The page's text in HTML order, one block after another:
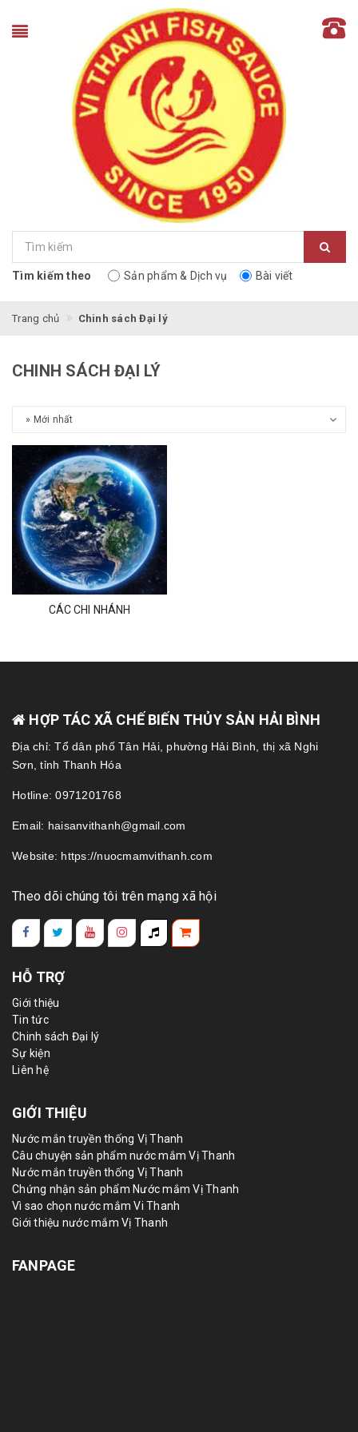
Tìm kiếm theo Sản phẩm & Dịch vụ Bài viết
Trang chủ Chinh sách Đại lý
CHINH SÁCH ĐẠI LÝ
CÁC CHI NHÁNH
HỢP TÁC XÃ CHẾ BIẾN THỦY SẢN HẢI BÌNH
Địa chỉ: Tổ dân phố Tân Hải, phường Hải Bình, thị xã Nghi
Sơn, tỉnh Thanh Hóa
Hotline: 0971201768
Email: haisanvithanh@gmail.com
Website: https://nuocmamvithanh.com
Theo dõi chúng tôi trên mạng xã hội
HỖ TRỢ
Giới thiệu
Tin tức
Chinh sách Đại lý
Sự kiện
Liên hệ
GIỚI THIỆU
Nước mắn truyền thống Vị Thanh
Câu chuyện sản phẩm nước mắm Vị Thanh
Nước mắn truyền thống Vị Thanh
Chứng nhận sản phẩm Nước mắm Vị Thanh
Vì sao chọn nước mắm Vi Thanh
Giới thiệu nước mắm Vị Thanh
FANPAGE